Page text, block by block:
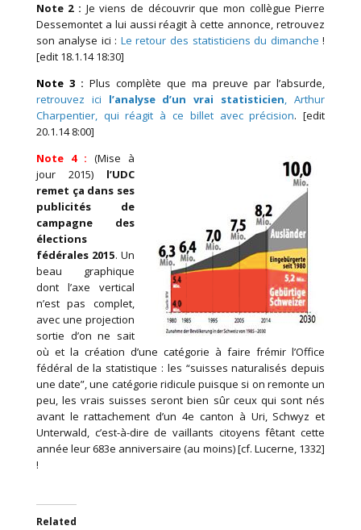
Note 2 : Je viens de découvrir que mon collègue Pierre
Dessemontet a lui aussi réagit à cette annonce, retrouvez
son analyse ici : Le retour des statisticiens du dimanche !
[edit 18.1.14 18:30]
Note 3: Plus complète que ma preuve par l’absurde,
retrouvez ici l’analyse d’un vrai statisticien, Arthur
Charpentier, qui réagit à ce billet avec précision. [edit
20.1.14 8:00]
Note 4 : (Mise à
jour 2015) l’UDC
remet ça dans ses
publicités de
campagne des
élections
fédérales 2015. Un
beau graphique
dont l’axe vertical
n’est pas complet,
avec une projection
sortie d’on ne sait
où et la création d’une catégorie à faire frémir l’Office
fédéral de la statistique : les “suisses naturalisés depuis
une date”, une catégorie ridicule puisque si on remonte un
peu, les vrais suisses seront bien sûr ceux qui sont nés
avant le rattachement d’un 4e canton à Uri, Schwyz et
Unterwald, c’est-à-dire de vaillants citoyens fêtant cette
année leur 683e anniversaire (au moins) [cf. Lucerne, 1332]
!
Related